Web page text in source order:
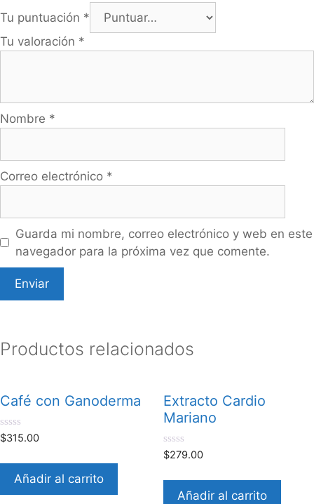
Tu puntuación *
Tu valoración *
Nombre *
Correo electrónico *
Guarda mi nombre, correo electrónico y web en este
navegador para la próxima vez que comente.
Productos relacionados
Café con Ganoderma
0
d
5
$315.00
Añadir al carrito
Extracto Cardio
Mariano
0
d
5
$279.00
Añadir al carrito